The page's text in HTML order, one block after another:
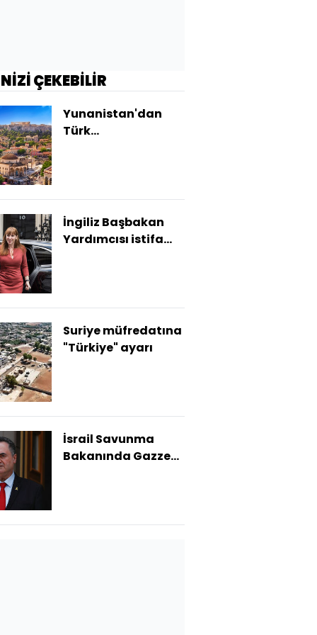
ÇEKEBİLİR
Yunanistan'dan
Türk
İngiliz Başbakan
Yardımcısı istifa
Suriye müfredatına
"Türkiye" ayarı
İsrail Savunma
Bakanında Gazze